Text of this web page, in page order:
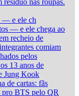
— e ele ch